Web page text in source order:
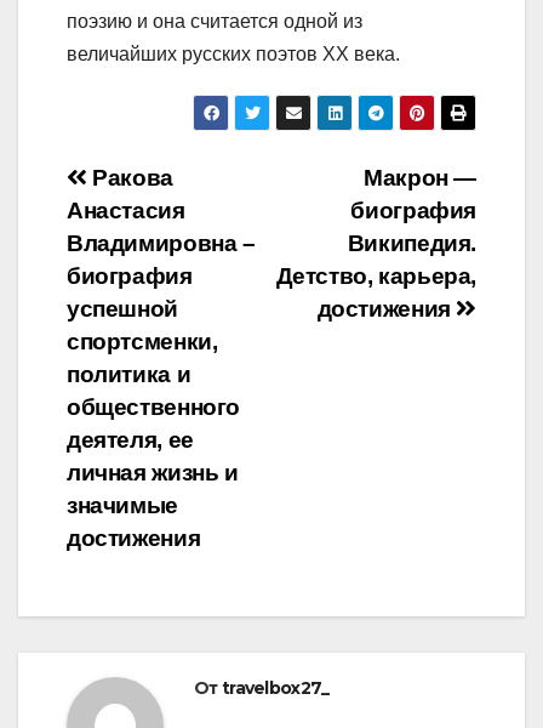
поэзию и она считается одной из
величайших русских поэтов XX века.
Навигация
по
записям
Макрон —
биография
Википедия.
Детство, карьера,
достижения
Ракова
Анастасия
Владимировна –
биография
успешной
спортсменки,
политика и
общественного
деятеля, ее
личная жизнь и
значимые
достижения
Отtravelbox27_